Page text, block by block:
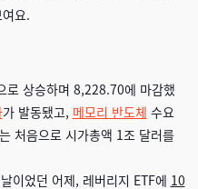
요.
로 상승하며 8,228.70에 마감했
가 발동됐고, 메모리 반도체 수요
는 처음으로 시가총액 1조 달러를
이었던 어제, 레버리지 ETF에 10